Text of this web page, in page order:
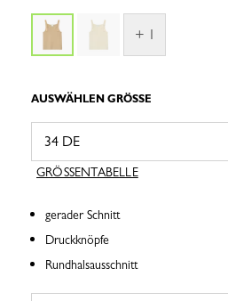
+ 1
AUSWÄHLEN GRÖSSE
GRÖSSENTABELLE
gerader Schnitt
Druckknöpfe
Rundhalsausschnitt